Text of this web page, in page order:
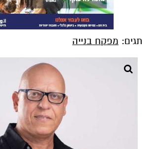
תגים: מפקח בנייה